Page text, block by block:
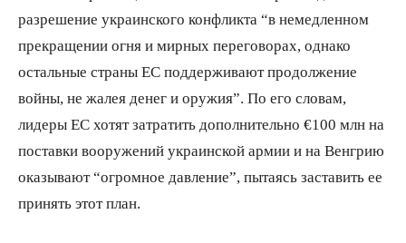
разрешение украинского конфликта “в немедленном
прекращении огня и мирных переговорах, однако
остальные страны ЕС поддерживают продолжение
войны, не жалея денег и оружия”. По его словам,
лидеры ЕС хотят затратить дополнительно €100 млн на
поставки вооружений украинской армии и на Венгрию
оказывают “огромное давление”, пытаясь заставить ее
принять этот план.